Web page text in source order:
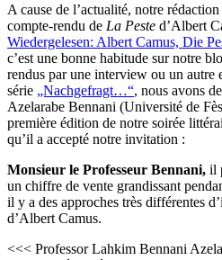
A cause de l’actualité, notre
compte-rendu de La Peste d’Albert
Wiedergelesen: Albert Camus, Die
c’est une bonne habitude sur notre
rendus par une interview ou un autre
série „Nachgefragt…“, nous avons
Azelarabe Bennani (Université de
première édition de notre soirée
qu’il a accepté notre invitation :
Monsieur le Professeur Bennani, il
un chiffre de vente grandissant
il y a des approches très différentes
d’Albert Camus.
<<< Professor Lahkim Bennani